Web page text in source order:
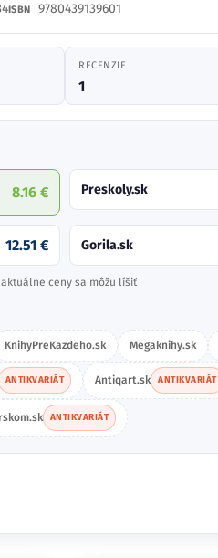
ISBN 9780439139601
RECENZIE
1
8.16 € Preskoly.sk
12.51 € Gorila.sk
ceny sa môžu líšiť
KnihyPreKazdeho.sk Megaknihy.sk
ANTIKVARIÁT Antiqart.sk ANTIKVARIÁT
ANTIKVARIÁT